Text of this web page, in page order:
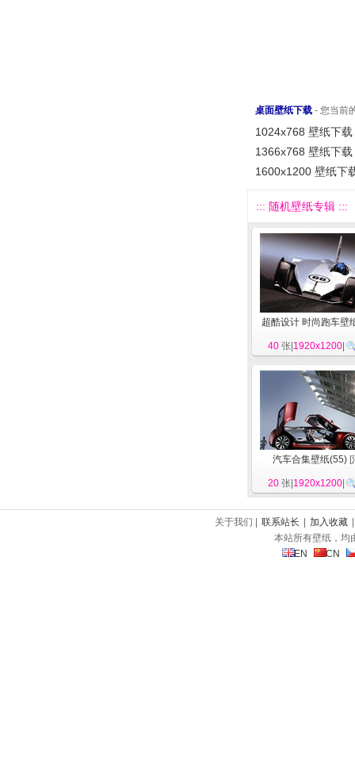
桌面壁纸下载 - 您当前
1024x768 壁纸下载
1366x768 壁纸下载
1600x1200 壁纸下
::: 随机壁纸专辑 :::
超酷设计 时尚跑车壁
40 张| 1920x1200
汽车合集壁纸(55) [
20 张| 1920x1200
关于我们 | 联系站长 加入收藏
本站所有壁纸，均
EN
CN